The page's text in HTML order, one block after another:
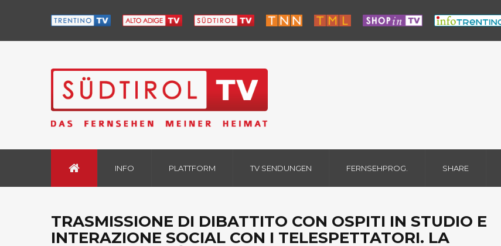
INFO PLATTFORM TV SENDUNGEN FERNSEHPROG. SHARE
TRASMISSIONE DI DIBATTITO CON OSPITI IN STUDIO E
INTERAZIONE SOCIAL CON I TELESPETTATORI. LA